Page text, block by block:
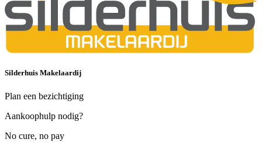
Silderhuis Makelaardij
Plan een bezichtiging
Aankoophulp nodig?
No cure, no pay